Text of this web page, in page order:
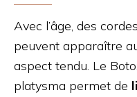
Avec l’âge, des
peuvent apparaître
aspect tendu. Le
platysma permet de